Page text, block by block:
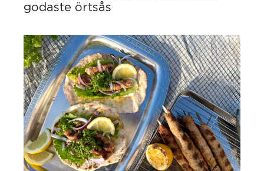
godaste örtsås